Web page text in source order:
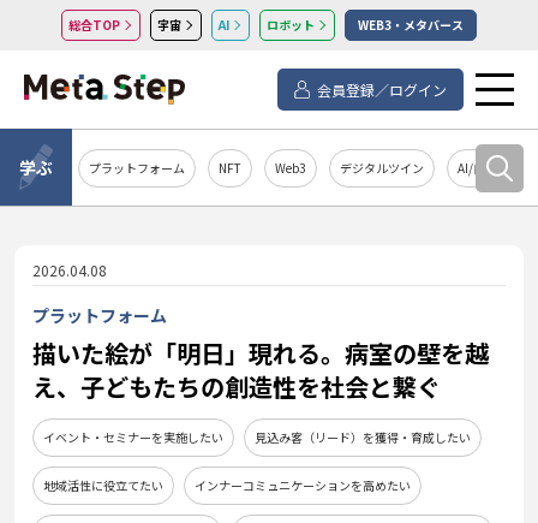
総合TOP 宇宙 AI ロボット WEB3・メタバース
会員登録／ログイン
学ぶ プラットフォーム NFT Web3 デジタルツイン AI/自然言語処
2026.04.08
プラットフォーム
描いた絵が「明日」現れる。病室の壁を越
え、子どもたちの創造性を社会と繋ぐ
イベント・セミナーを実施したい 見込み客（リード）を獲得・育成したい
地域活性に役立てたい インナーコミュニケーションを高めたい